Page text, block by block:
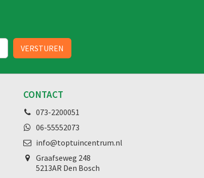
CONTACT
073-2200051
06-55552073
info@toptuincentrum.nl
Graafseweg 248
5213AR Den Bosch